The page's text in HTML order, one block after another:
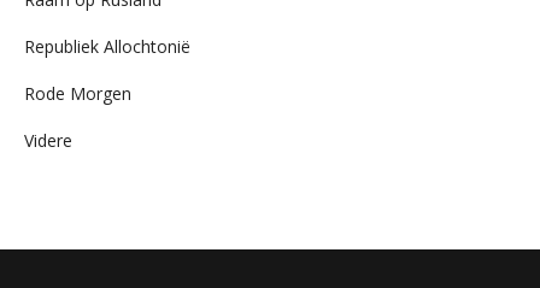
Republiek Allochtonië
Rode Morgen
Videre